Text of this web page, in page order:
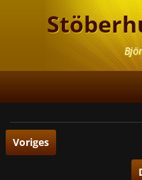
Voriges